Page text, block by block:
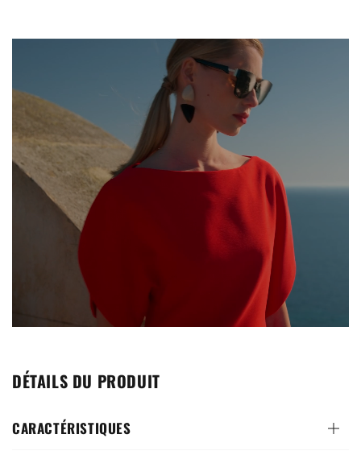
DÉTAILS DU PRODUIT
CARACTÉRISTIQUES